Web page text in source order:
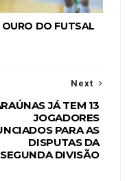
DO FUTSAL
Next
JÁ TEM 13
JOGADORES
PARA AS
DISPUTAS DA
SEGUNDA DIVISÃO